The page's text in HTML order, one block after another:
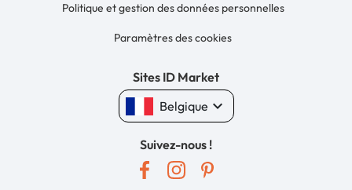
Politique et gestion des données personnelles
Paramètres des cookies
Sites ID Market
Belgique keyboard_arrow_down
Suivez-nous !